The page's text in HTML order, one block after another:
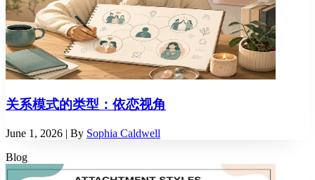
关系模式的类型：依恋视角
June 1, 2026 | By Sophia Caldwell
Blog